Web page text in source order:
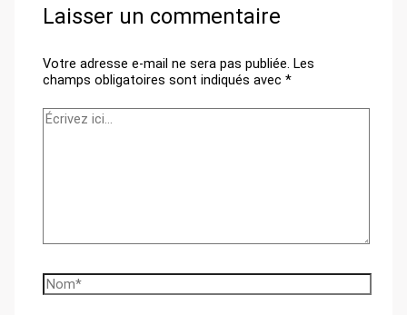
Laisser un commentaire
Votre adresse e-mail ne sera pas publiée. Les
champs obligatoires sont indiqués avec*
Écrivez
Nom*